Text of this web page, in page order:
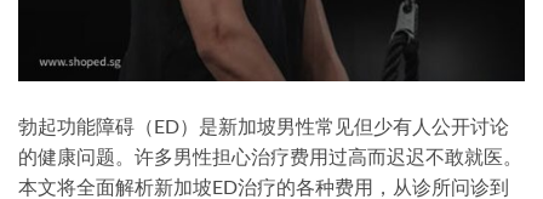
勃起功能障碍（ED）是新加坡男性常见但少有人公开讨论
的健康问题。许多男性担心治疗费用过高而迟迟不敢就医。
本文将全面解析新加坡ED治疗的各种费用，从诊所问诊到